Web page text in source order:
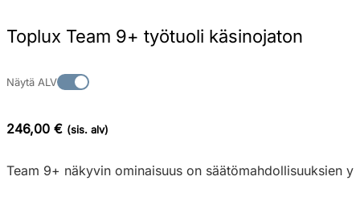
Toplux Team 9+ työtuoli käsinojaton
Näytä ALV
246,00 € (sis. alv)
Team 9+ näkyvin ominaisuus on säätömahdollisuuksien